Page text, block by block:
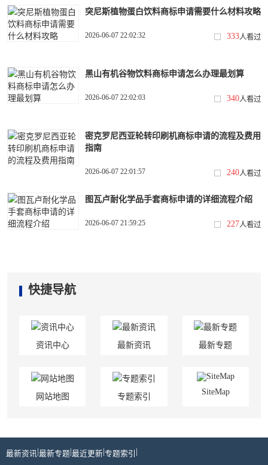
突尼斯植物蛋白饮料商标申请需要什么材料攻略
2026-06-07 22:02:32 333人看过
黑山有机谷物饮料商标申请怎么办理最划算
2026-06-07 22:02:03 340人看过
密克罗尼西亚轮转印刷机商标申请的流程及费用
指南
2026-06-07 22:01:57 240人看过
图瓦卢耐化学品手套商标申请的详细流程介绍
2026-06-07 21:59:25 227人看过
快捷导航
资讯中心 最新资讯 最新专题
网站地图 专题索引
SiteMap
最新资讯 最新专题 最近更新 专题索引